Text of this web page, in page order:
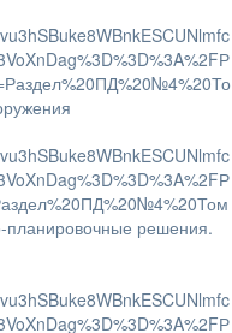
планировочные решения.